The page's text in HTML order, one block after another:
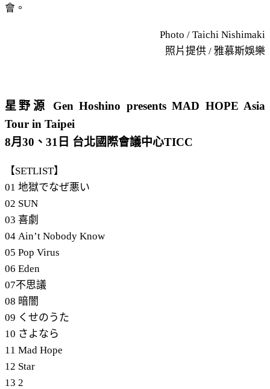
會。
Photo / Taichi Nishimaki
照片提供 / 雅慕斯娛樂
星野源 Gen Hoshino presents MAD HOPE Asia
Tour in Taipei
8月30、31日 台北國際會議中心TICC
【SETLIST】
01 地獄でなぜ悪い
02 SUN
03 喜劇
04 Ain’t Nobody Know
05 Pop Virus
06 Eden
07不思議
08 暗闇
09 くせのうた
10 さよなら
11 Mad Hope
12 Star
13 2